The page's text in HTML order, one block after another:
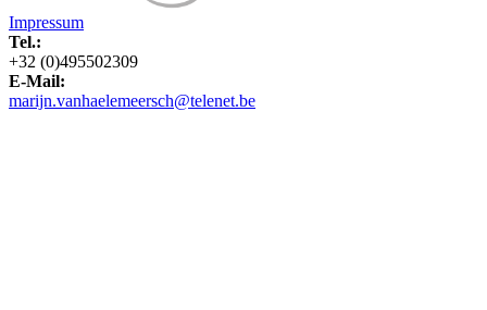
Impressum
Tel.:
+32 (0)495502309
E-Mail:
marijn.vanhaelemeersch@telenet.be